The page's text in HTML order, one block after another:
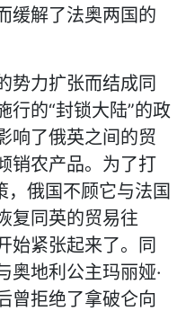
缓解了法奥两国的
势力扩张而结成同
行的“封锁大陆”的政
响了俄英之间的贸
销农产品。为了打
，俄国不顾它与法国
复同英的贸易往
始紧张起来了。同
奥地利公主玛丽娅·
曾拒绝了拿破仑向